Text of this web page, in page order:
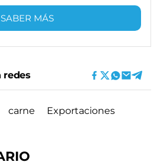
SABER MÁS
redes
carne Exportaciones